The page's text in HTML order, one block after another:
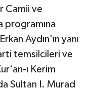
Camii ve
programına
Aydın'ın yanı
temsilcileri ve
ı Kerim
Sultan I. Murad